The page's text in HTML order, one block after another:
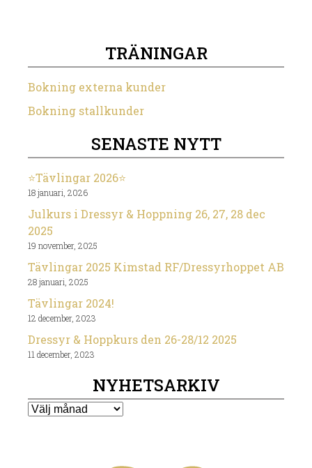
TRÄNINGAR
Bokning externa kunder
Bokning stallkunder
SENASTE NYTT
⭐️Tävlingar 2026⭐️
18 januari, 2026
Julkurs i Dressyr & Hoppning 26, 27, 28 dec
2025
19 november, 2025
Tävlingar 2025 Kimstad RF/Dressyrhoppet AB
28 januari, 2025
Tävlingar 2024!
12 december, 2023
Dressyr & Hoppkurs den 26-28/12 2025
11 december, 2023
NYHETSARKIV
Nyhetsarkiv